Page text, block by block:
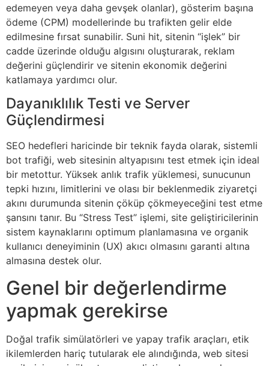
edemeyen veya daha gevşek olanlar), gösterim başına
ödeme (CPM) modellerinde bu trafikten gelir elde
edilmesine fırsat sunabilir. Suni hit, sitenin “işlek” bir
cadde üzerinde olduğu algısını oluşturarak, reklam
değerini güçlendirir ve sitenin ekonomik değerini
katlamaya yardımcı olur.
Dayanıklılık Testi ve Server
Güçlendirmesi
SEO hedefleri haricinde bir teknik fayda olarak, sistemli
bot trafiği, web sitesinin altyapısını test etmek için ideal
bir metottur. Yüksek anlık trafik yüklemesi, sunucunun
tepki hızını, limitlerini ve olası bir beklenmedik ziyaretçi
akını durumunda sitenin çöküp çökmeyeceğini test etme
şansını tanır. Bu “Stress Test” işlemi, site geliştiricilerinin
sistem kaynaklarını optimum planlamasına ve organik
kullanıcı deneyiminin (UX) akıcı olmasını garanti altına
almasına destek olur.
Genel bir değerlendirme
yapmak gerekirse
Doğal trafik simülatörleri ve yapay trafik araçları, etik
ikilemlerden hariç tutularak ele alındığında, web sitesi